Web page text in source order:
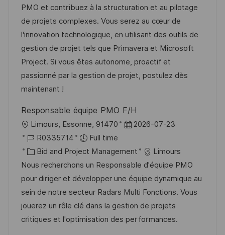
t
i
o
n
e
d
D
a
t
e
I
d
t
e
g
o
r
y
PMO et contribuez à la structuration et au pilotage
de projets complexes. Vous serez au cœur de
l'innovation technologique, en utilisant des outils de
gestion de projet tels que Primavera et Microsoft
Project. Si vous êtes autonome, proactif et
passionné par la gestion de projet, postulez dès
maintenant !
Responsable équipe PMO F/H
L
o
c
a
t
i
o
n
Limours, Essonne, 91470
P
s
t
e
d
D
a
2026-07-23
J
o
b
I
d
R0335714
Full time
C
a
t
e
g
o
Bid and Project Management
Limours
Nous recherchons un Responsable d'équipe PMO
pour diriger et développer une équipe dynamique au
sein de notre secteur Radars Multi Fonctions. Vous
jouerez un rôle clé dans la gestion de projets
critiques et l'optimisation des performances.